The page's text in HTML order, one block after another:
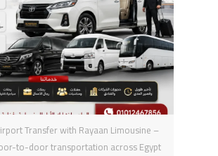
Transfer with Rayaan Limousine –
to-door transportation across Egypt.